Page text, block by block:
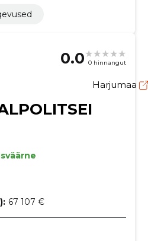
0.0 0 hinnangut
Harjumaa
67 107 €